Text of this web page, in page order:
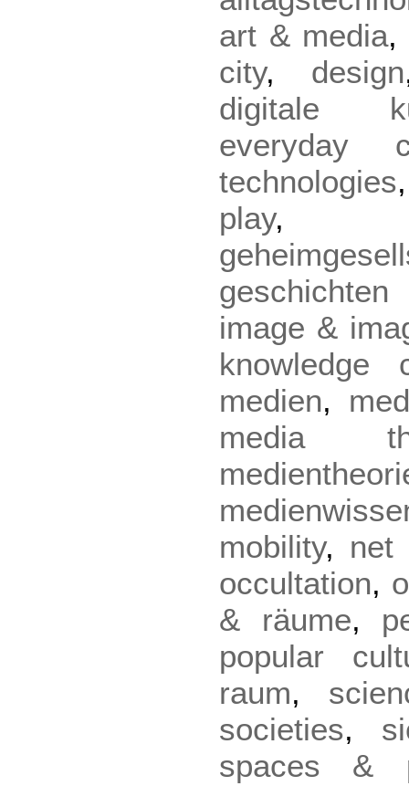
art & media,
city, design
digitale
everyday
technologies
play
image &
knowledge
medien,
media
mobility, net
occultation,
& räume,
popular
raum,
societies,
spaces &